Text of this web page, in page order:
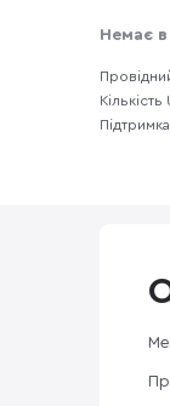
Немає в
Кількість